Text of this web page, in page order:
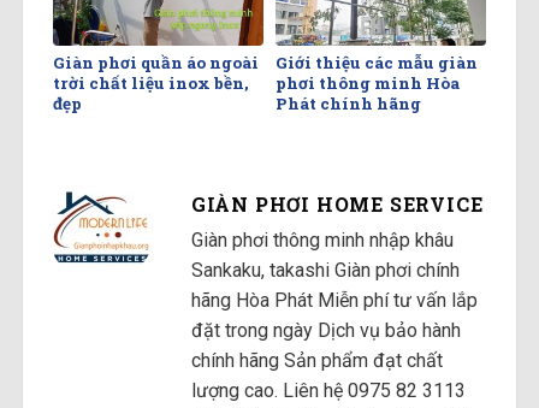
Giàn phơi quần áo ngoài
trời chất liệu inox bền,
đẹp
Giới thiệu các mẫu giàn
phơi thông minh Hòa
Phát chính hãng
GIÀN PHƠI HOME SERVICE
Giàn phơi thông minh nhập khâu
Sankaku, takashi Giàn phơi chính
hãng Hòa Phát Miễn phí tư vấn lắp
đặt trong ngày Dịch vụ bảo hành
chính hãng Sản phẩm đạt chất
lượng cao. Liên hệ 0975 82 3113